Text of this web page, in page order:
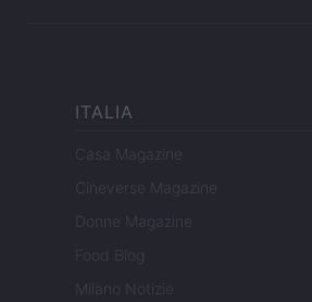
ITALIA
Casa Magazine
Cineverse Magazine
Donne Magazine
Food Blog
Milano Notizie